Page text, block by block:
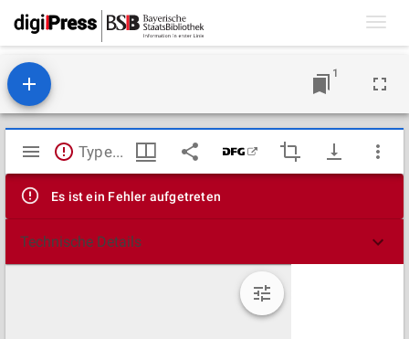
1
Mirador
Viewer
TypeError: Failed to fetch
Es ist ein Fehler aufgetreten
Technische Details